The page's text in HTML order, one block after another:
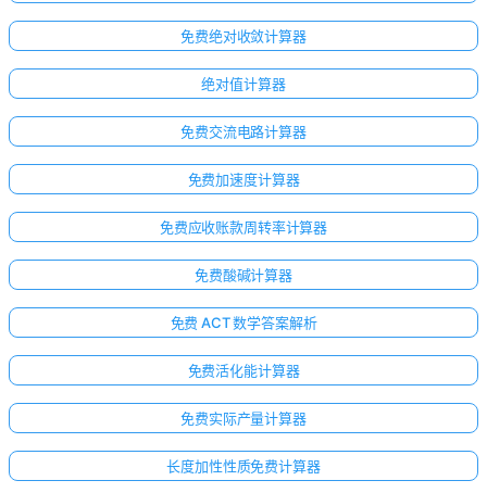
免费绝对收敛计算器
绝对值计算器
免费交流电路计算器
免费加速度计算器
免费应收账款周转率计算器
免费酸碱计算器
免费 ACT 数学答案解析
免费活化能计算器
免费实际产量计算器
长度加性性质免费计算器